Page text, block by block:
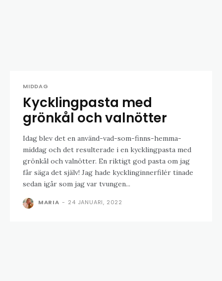
MIDDAG
Kycklingpasta med
grönkål och valnötter
Idag blev det en använd-vad-som-finns-hemma-
middag och det resulterade i en kycklingpasta med
grönkål och valnötter. En riktigt god pasta om jag
får säga det själv! Jag hade kycklinginnerfilér tinade
sedan igår som jag var tvungen...
MARIA - 24 JANUARI, 2022